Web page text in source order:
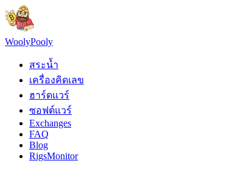
WoolyPooly
สระน้ำ
เครื่องคิดเลข
ฮาร์ดแวร์
ซอฟต์แวร์
Exchanges
FAQ
Blog
RigsMonitor